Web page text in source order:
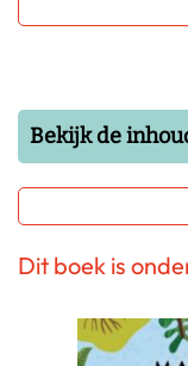
Bekijk de
Dit boek is